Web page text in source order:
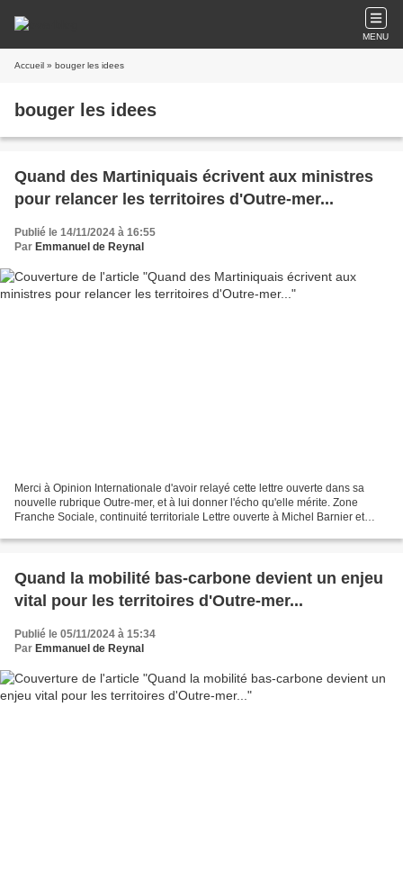
MENU
Accueil » bouger les idees
bouger les idees
Quand des Martiniquais écrivent aux ministres
pour relancer les territoires d'Outre-mer...
Publié le 14/11/2024 à 16:55
Par Emmanuel de Reynal
Merci à Opinion Internationale d'avoir relayé cette lettre ouverte dans sa
nouvelle rubrique Outre-mer, et à lui donner l'écho qu'elle mérite. Zone
Franche Sociale, continuité territoriale Lettre ouverte à Michel Barnier et
Quand la mobilité bas-carbone devient un enjeu
vital pour les territoires d'Outre-mer...
Publié le 05/11/2024 à 15:34
Par Emmanuel de Reynal